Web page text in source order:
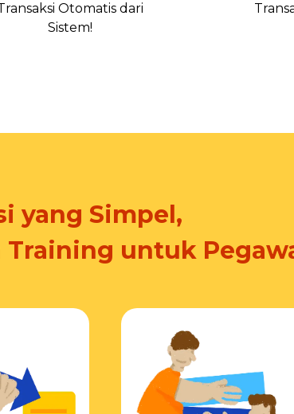
Otomatis dari
Sistem!
yang Simpel,
Training untuk